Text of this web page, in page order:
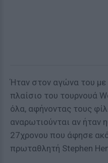
Ήταν στον αγώνα του
πλαίσιο του τουρνουά
όλα, αφήνοντας τους
αναρωτιούνται αν ήταν
27χρονου που άφησε
πρωταθλητή Stephen